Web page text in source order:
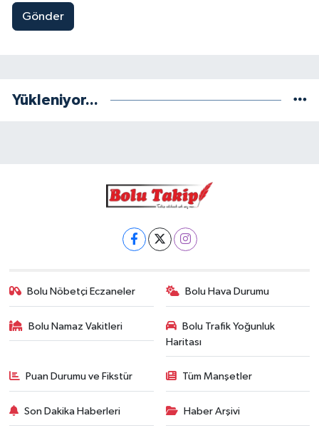
Gönder
Yükleniyor...
Bolu Nöbetçi Eczaneler Bolu Hava Durumu
Bolu Namaz Vakitleri
Bolu Trafik Yoğunluk
Haritası
Puan Durumu ve Fikstür Tüm Manşetler
Son Dakika Haberleri Haber Arşivi